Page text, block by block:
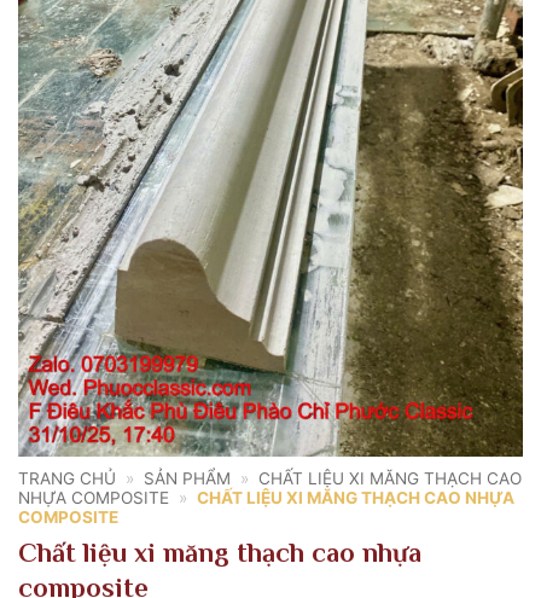
TRANG CHỦ » SẢN PHẨM »
CHẤT LIỆU XI MĂNG THẠCH CAO
NHỰA COMPOSITE » CHẤT LIỆU XI MĂNG THẠCH CAO NHỰA
COMPOSITE
Chất liệu xi măng thạch cao nhựa
composite